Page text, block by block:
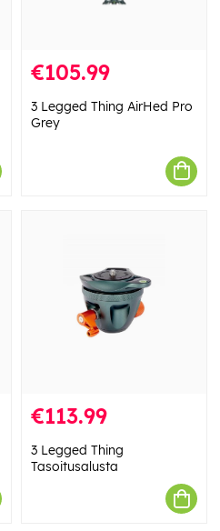
€105.99
3 Legged Thing AirHed Pro
Grey
€113.99
3 Legged Thing
Tasoitusalusta